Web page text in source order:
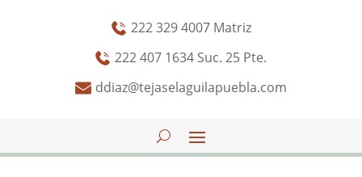
222 329 4007 Matriz
222 407 1634 Suc. 25 Pte.
ddiaz@tejaselaguilapuebla.com